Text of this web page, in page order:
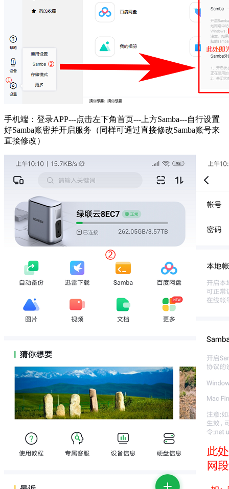
手机端：登录APP---点击左下角首页---上方Samba---自行设置
好Samba账密并开启服务（同样可通过直接修改Samba账号来
直接修改）